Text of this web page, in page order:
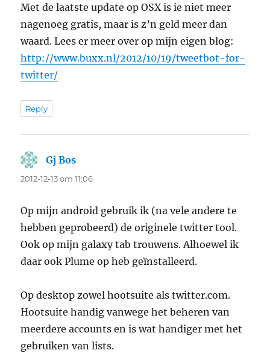
Met de laatste update op OSX is ie niet meer
nagenoeg gratis, maar is z’n geld meer dan
waard. Lees er meer over op mijn eigen blog:
http://www.buxx.nl/2012/10/19/tweetbot-for-
twitter/
Reply
Gj Bos
2012-12-13 om 11:06
Op mijn android gebruik ik (na vele andere te
hebben geprobeerd) de originele twitter tool.
Ook op mijn galaxy tab trouwens. Alhoewel ik
daar ook Plume op heb geïnstalleerd.
Op desktop zowel hootsuite als twitter.com.
Hootsuite handig vanwege het beheren van
meerdere accounts en is wat handiger met het
gebruiken van lists.